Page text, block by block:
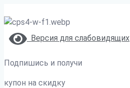
Версия для слабовидящих
Подпишись и получи
купон на скидку